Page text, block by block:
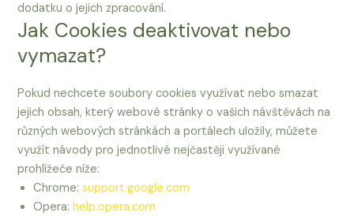
dodatku o jejich zpracování.
Jak Cookies deaktivovat nebo
vymazat?
Pokud nechcete soubory cookies využívat nebo smazat
jejich obsah, který webové stránky o vašich návštěvách na
různých webových stránkách a portálech uložily, můžete
využít návody pro jednotlivé nejčastěji využívané
prohlížeče níže:
Chrome:support.google.com
Opera:help.opera.com